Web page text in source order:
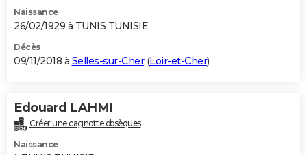
Naissance
26/02/1929 à TUNIS TUNISIE
Décès
09/11/2018 à Selles-sur-Cher(Loir-et-Cher)
Edouard LAHMI
Créer une cagnotte obsèques
Naissance